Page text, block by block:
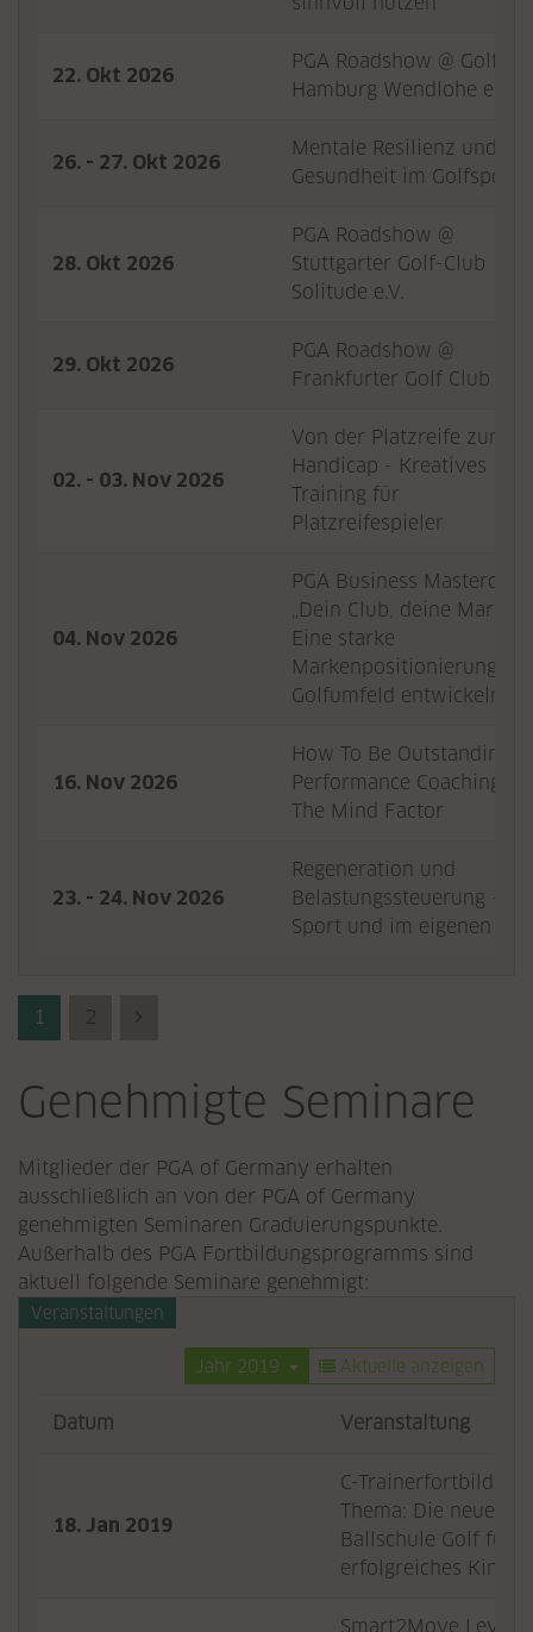
22. Okt 2026
PGA Roadshow @ Golf-
Hamburg Wendlohe e. V.
26. - 27. Okt 2026
Mentale Resilienz und
Gesundheit im Golfsport
28. Okt 2026
PGA Roadshow @
Stuttgarter Golf-Club
Solitude e.V.
29. Okt 2026
PGA Roadshow @
Frankfurter Golf Club e.V.
02. - 03. Nov 2026
Von der Platzreife zum
Handicap - Kreatives
Training für
Platzreifespieler
04. Nov 2026
PGA Business
„Dein Club, deine Marke“
Eine starke
Markenpositionierung im
Golfumfeld entwickeln
16. Nov 2026
How To Be Outstanding
Performance Coaching –
The Mind Factor
23. - 24. Nov 2026
Regeneration und
Belastungssteuerung – im
Sport und im eigenen
1 2
Genehmigte Seminare
Mitglieder der PGA of Germany erhalten
ausschließlich an von der PGA of Germany
genehmigten Seminaren Graduierungspunkte.
Außerhalb des PGA Fortbildungsprogramms sind
aktuell folgende Seminare genehmigt:
Veranstaltungen
Jahr 2019 Aktuelle anzeigen
Datum Veranstaltung
18. Jan 2019
C-
Thema: Die neue
Ballschule Golf für
erfolgreiches
Smart2Move Level 1